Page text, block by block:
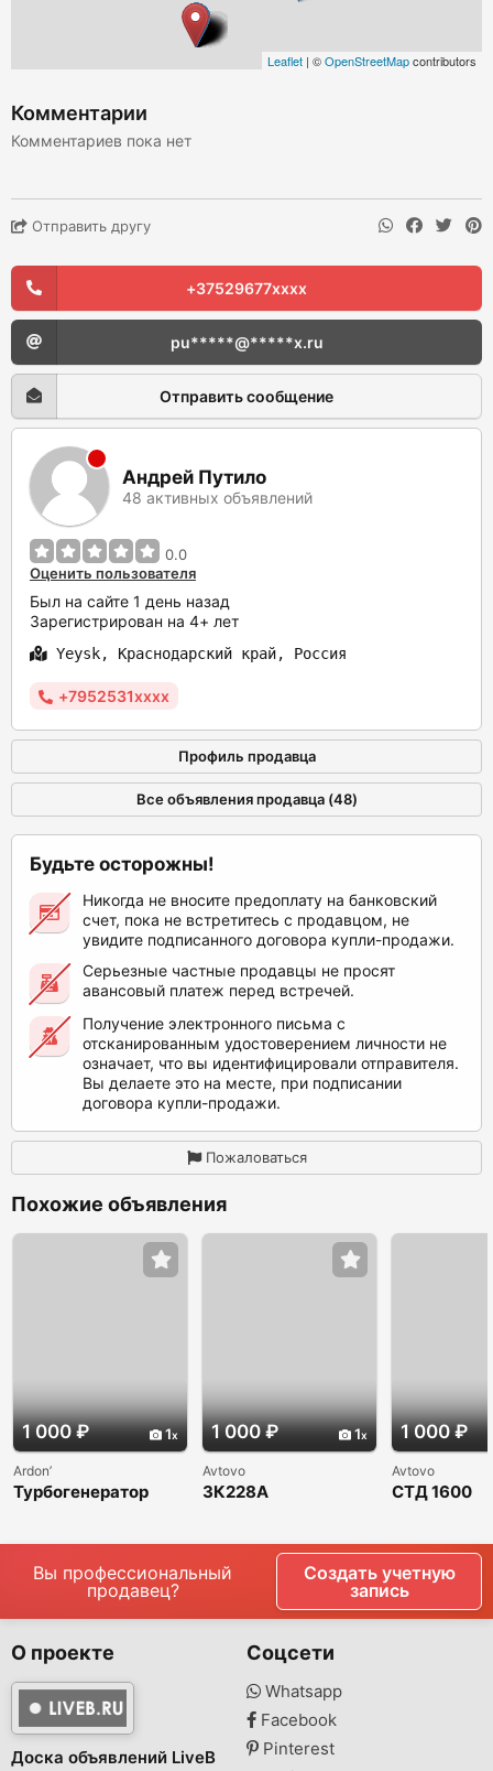
Leaflet | ©OpenStreetMapcontributors
Комментарии
Комментариев пока нет
Отправить другу
+37529677xxxx
pu*****@*****x.ru
Отправить сообщение
Андрей Путило
48 активных объявлений
0.0
Оценить пользователя
Был на сайте 1 день назад
Зарегистрирован на 4+ лет
Yeysk, Краснодарский край, Россия
+7952531xxxx
Профиль продавца
Все объявления продавца (48)
Будьте осторожны!
Никогда не вносите предоплату на банковский
счет, пока не встретитесь с продавцом, не
увидите подписанного договора купли-продажи.
Серьезные частные продавцы не просят
авансовый платеж перед встречей.
Получение электронного письма с
отсканированным удостоверением личности не
означает, что вы идентифицировали отправителя.
Вы делаете это на месте, при подписании
договора купли-продажи.
Пожаловаться
Похожие объявления
1 000 ₽ 1
Ardon’
Турбогенератор
1 000 ₽ 1
Avtovo
3К228А
1 000 ₽
Avtovo
СТД 1600
Вы профессиональный
продавец?
Создать учетную
запись
О проекте
Доска объявлений LiveB
Соцсети
Whatsapp
Facebook
Pinterest